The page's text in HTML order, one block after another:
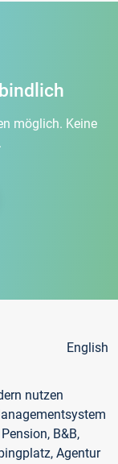
möglich. Keine
English
nutzen
B&B,
Agentur